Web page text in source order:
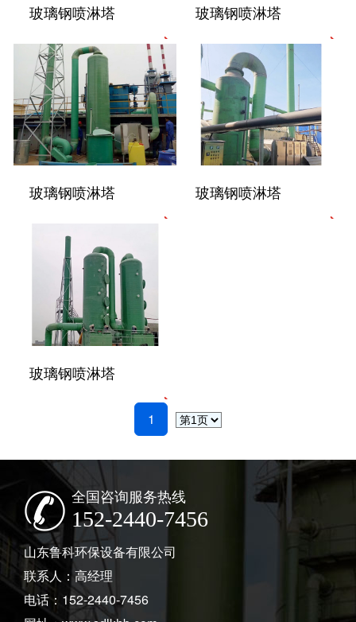
玻璃钢喷淋塔 玻璃钢喷淋塔
玻璃钢喷淋塔 玻璃钢喷淋塔
玻璃钢喷淋塔
1
全国咨询服务热线
152-2440-7456
山东鲁科环保设备有限公司
联系人：高经理
电话：152-2440-7456